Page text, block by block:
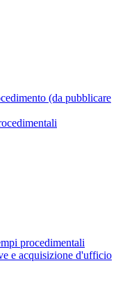
(da pubblicare
procedimentali
e acquisizione d'ufficio